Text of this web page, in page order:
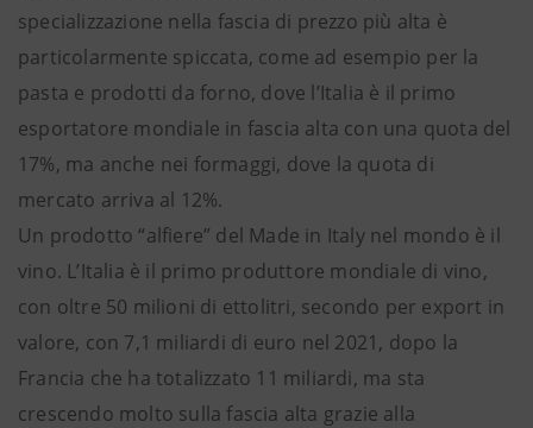
specializzazione nella fascia di prezzo più alta è
particolarmente spiccata, come ad esempio per la
pasta e prodotti da forno, dove l’Italia è il primo
esportatore mondiale in fascia alta con una quota del
17%, ma anche nei formaggi, dove la quota di
mercato arriva al 12%.
Un prodotto “alfiere” del Made in Italy nel mondo è il
vino. L’Italia è il primo produttore mondiale di vino,
con oltre 50 milioni di ettolitri, secondo per export in
valore, con 7,1 miliardi di euro nel 2021, dopo la
Francia che ha totalizzato 11 miliardi, ma sta
crescendo molto sulla fascia alta grazie alla